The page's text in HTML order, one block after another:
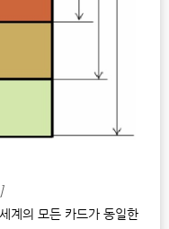
계의 모든 카드가 동일한